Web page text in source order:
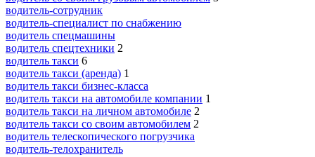
водитель-сотрудник
водитель-специалист по снабжению
водитель спецмашины
водитель спецтехники 2
водитель такси 6
водитель такси (аренда) 1
водитель такси бизнес-класса
водитель такси на автомобиле компании 1
водитель такси на личном автомобиле 2
водитель такси со своим автомобилем 2
водитель телескопического погрузчика
водитель-телохранитель